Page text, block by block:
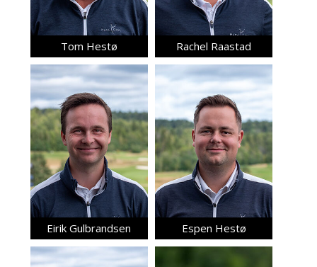
Tom Hestø Rachel Raastad
Eirik Gulbrandsen Espen Hestø